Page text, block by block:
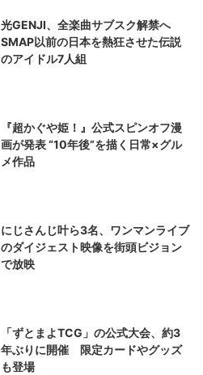
光GENJI、全楽曲サブスク解禁へ
SMAP以前の日本を熱狂させた伝説
のアイドル7人組
『超かぐや姫！』公式スピンオフ漫
画が発表 “10年後”を描く日常×グル
メ作品
にじさんじ叶ら3名、ワンマンライブ
のダイジェスト映像を街頭ビジョン
で放映
「ずとまよTCG」の公式大会、約3
年ぶりに開催 限定カードやグッズ
も登場